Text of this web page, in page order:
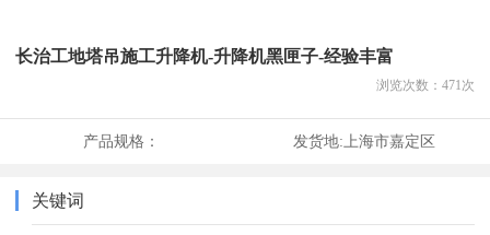
长治工地塔吊施工升降机-升降机黑匣子-经验丰富
浏览次数： 471 次
产品规格： 发货地:上海市嘉定区
关键词